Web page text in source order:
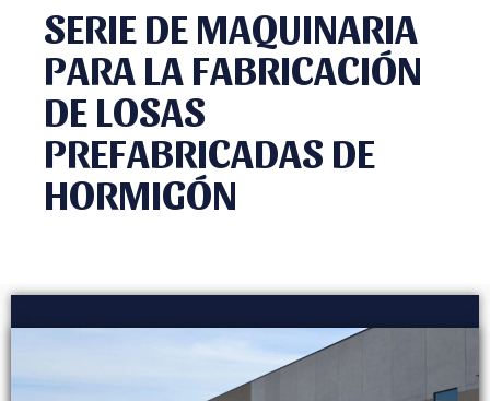
SERIE DE MAQUINARIA
PARA LA FABRICACIÓN
DE LOSAS
PREFABRICADAS DE
HORMIGÓN